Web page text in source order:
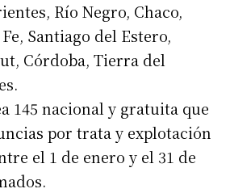
Río Negro, Chaco,
Santiago del Estero,
Córdoba, Tierra del
145 nacional y gratuita que
por trata y explotación
el 1 de enero y el 31 de